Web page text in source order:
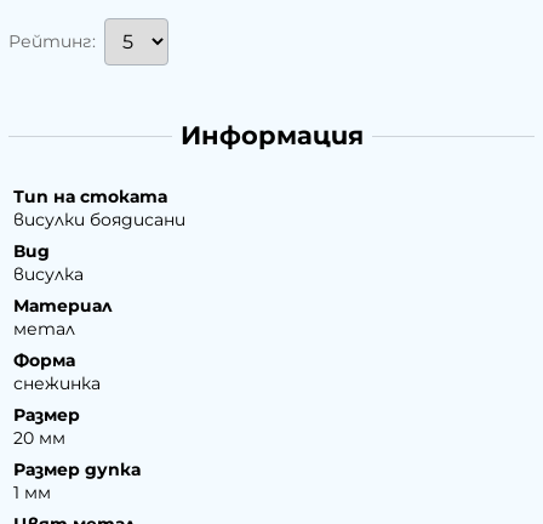
Рейтинг:
Информация
Тип на стоката
висулки боядисани
Вид
висулка
Материал
метал
Форма
снежинка
Размер
20 мм
Размер дупка
1 мм